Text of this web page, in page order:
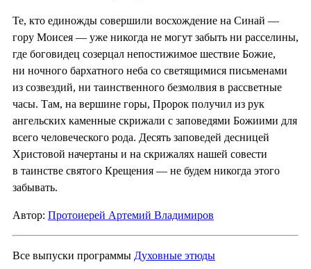
Те, кто единожды совершили восхождение на Синай —
гору Моисея — уже никогда не могут забыть ни расселины,
где боговидец созерцал непостижимое шествие Божие,
ни ночного бархатного неба со светящимися письменами
из созвездий, ни таинственного безмолвия в рассветные
часы. Там, на вершине горы, Пророк получил из рук
ангельских каменные скрижали с заповедями Божиими для
всего человеческого рода. Десять заповедей десницей
Христовой начертаны и на скрижалях нашей совести
в таинстве святого Крещения — не будем никогда этого
забывать.
Автор: Протоиерей Артемий Владимиров
Все выпуски программы Духовные этюды